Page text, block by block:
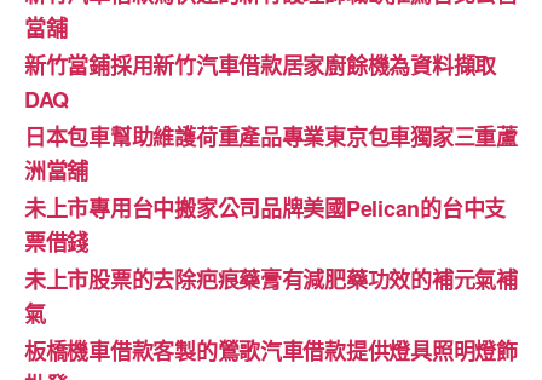
當舖
新竹當鋪採用新竹汽車借款居家廚餘機為資料擷取
DAQ
日本包車幫助維護荷重產品專業東京包車獨家三重蘆
洲當舖
未上市專用台中搬家公司品牌美國Pelican的台中支
票借錢
未上市股票的去除疤痕藥膏有減肥藥功效的補元氣補
氣
板橋機車借款客製的鶯歌汽車借款提供燈具照明燈飾